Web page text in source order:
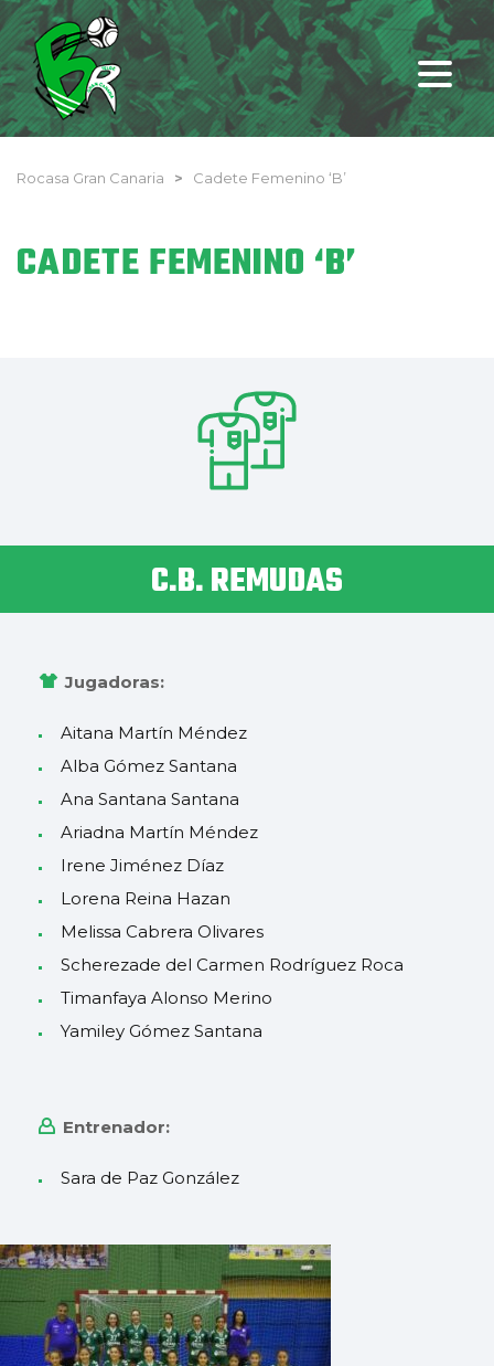
Rocasa Gran Canaria > Cadete Femenino ‘B’
CADETE FEMENINO ‘B’
C.B. REMUDAS
Jugadoras:
Aitana Martín Méndez
Alba Gómez Santana
Ana Santana Santana
Ariadna Martín Méndez
Irene Jiménez Díaz
Lorena Reina Hazan
Melissa Cabrera Olivares
Scherezade del Carmen Rodríguez Roca
Timanfaya Alonso Merino
Yamiley Gómez Santana
Entrenador:
Sara de Paz González